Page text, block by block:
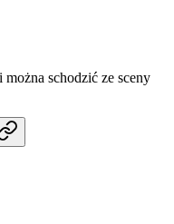
schodzić ze sceny